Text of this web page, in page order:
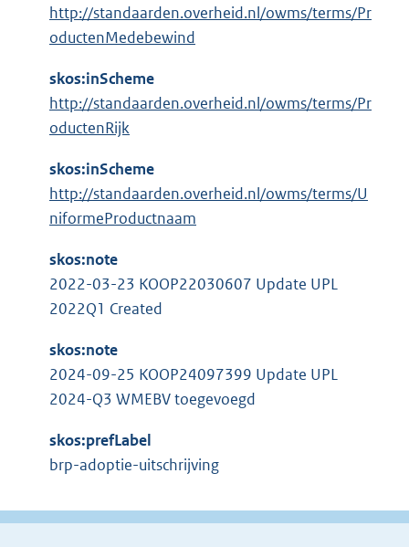
http://standaarden.overheid.nl/owms/terms/Pr
oductenMedebewind
skos:inScheme
http://standaarden.overheid.nl/owms/terms/Pr
oductenRijk
skos:inScheme
http://standaarden.overheid.nl/owms/terms/U
niformeProductnaam
skos:note
2022-03-23 KOOP22030607 Update UPL
2022Q1 Created
skos:note
2024-09-25 KOOP24097399 Update UPL
2024-Q3 WMEBV toegevoegd
skos:prefLabel
brp-adoptie-uitschrijving